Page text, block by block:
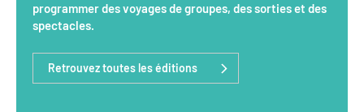
programmer des voyages de groupes, des sorties et des
spectacles.
Retrouvez toutes les éditions